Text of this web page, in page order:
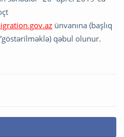
ünvanına (başlıq
qəbul olunur.